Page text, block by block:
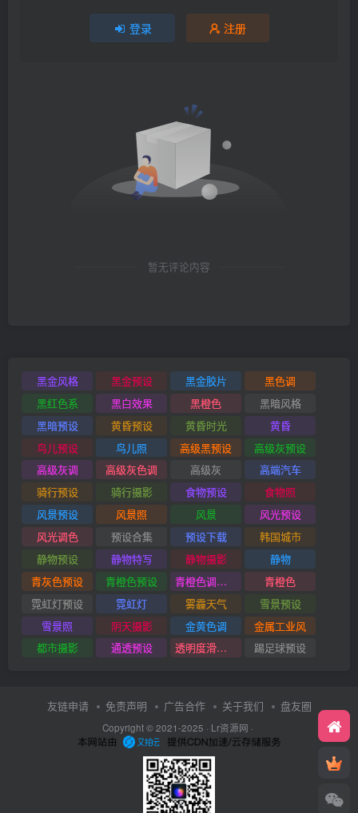
登录 注册
暂无评论内容
黑金风格 黑金预设 黑金胶片
黑色调
黑红色系
黑白效果 黑橙色
黑暗风格
黑暗预设
黄昏预设 黄昏时光
黄昏
鸟儿预设
鸟儿照 高级黑预设
高级灰预设
高级灰调
高级灰色调 高级灰
高端汽车
骑行预设
骑行摄影 食物预设
食物照
风景预设
风景照 风景
风光预设
风光调色
预设合集 预设下载
韩国城市
静物预设
静物特写 静物摄影
静物
青灰色预设
青橙色预设 青橙色调预设
青橙色
霓虹灯预设
霓虹灯 雾霾天气
雪景预设
雪景照
阴天摄影 金黄色调
金属工业风
都市摄影
通透预设 透明度滑块插件 踢足球预设
友链申请 免责声明 广告合作 关于我们 盘友圈
Copyright © 2021-2025 · Lr资源网 ·